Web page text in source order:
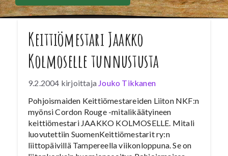
Keittiömestari Jaakko
Kolmoselle tunnustusta
9.2.2004 kirjoittaja Jouko Tikkanen
Pohjoismaiden Keittiömestareiden Liiton NKF:n
myönsi Cordon Rouge -mitalikäätyineen
keittiömestari JAAKKO KOLMOSELLE. Mitali
luovutettiin SuomenKeittiömestarit ry:n
liittopäivillä Tampereella viikonloppuna. Se on